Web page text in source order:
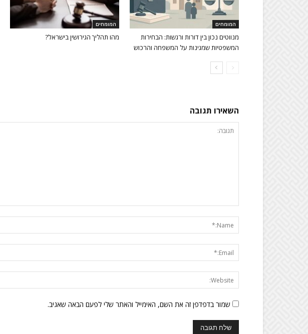
המומחים
מנווטים נכון בין דורות ורגשות: הבחירות
המשפטיות שמגינות על המשפחה והרכוש
המומחים
מהו תהליך הגירושין בישראל?
השאירו תגובה
שמור בדפדפן זה את השם, האימייל והאתר שלי לפעם הבאה שאגיב.